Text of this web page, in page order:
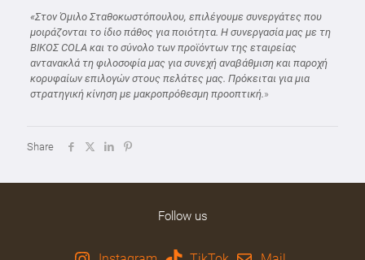
«Στον Όμιλο Σταθοκωστόπουλου, επιλέγουμε συνεργάτες που
μοιράζονται το ίδιο πάθος για ποιότητα. Η συνεργασία μας με τη
ΒΙΚΟΣ COLA και το σύνολο των προϊόντων της εταιρείας
αντανακλά τη φιλοσοφία μας για συνεχή αναβάθμιση και παροχή
κορυφαίων επιλογών στους πελάτες μας. Πρόκειται για μια
στρατηγική κίνηση με μακροπρόθεσμη προοπτική.»
Share
Follow us